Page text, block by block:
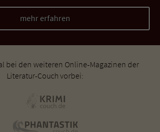
mehr erfahren
bei den weiteren Online-Magazinen der
Literatur-Couch vorbei: